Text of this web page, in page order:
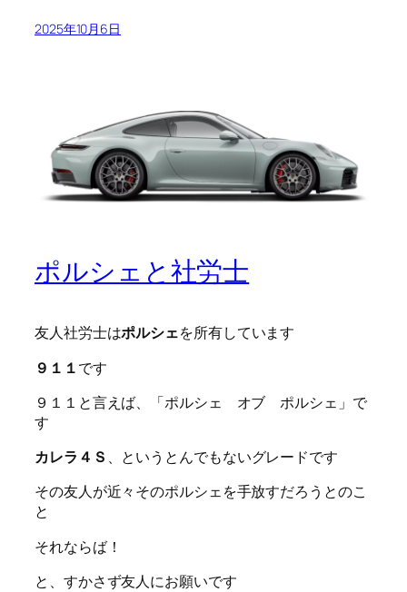
2025年10月6日
ポルシェと社労士
友人社労士はポルシェを所有しています
９１１です
９１１と言えば、「ポルシェ オブ ポルシェ」で
す
カレラ４Ｓ 、というとんでもないグレードです
その友人が近々そのポルシェを手放すだろうとのこ
と
それならば！
と、すかさず友人にお願いです